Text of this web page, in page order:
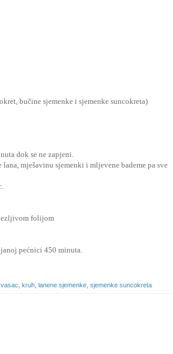
bučine sjemenke i sjemenke suncokreta)
dok se ne zapjeni.
mješavinu sjemenki i mljevene bademe pa sve
folijom
pećnici 450 minuta.
kruh lanene sjemenke sjemenke suncokreta